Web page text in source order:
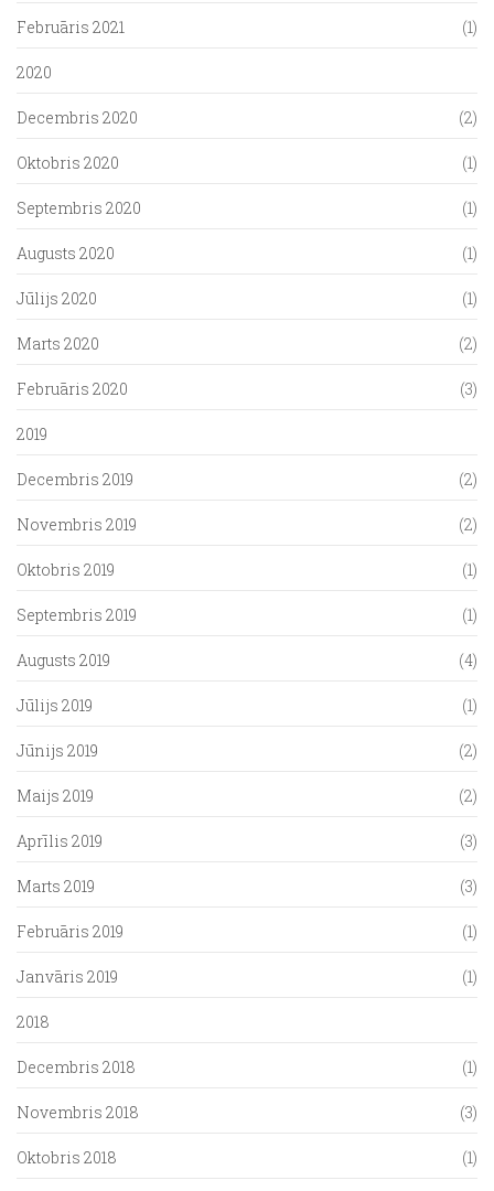
Februāris 2021 (1)
2020
Decembris 2020 (2)
Oktobris 2020 (1)
Septembris 2020 (1)
Augusts 2020 (1)
Jūlijs 2020 (1)
Marts 2020 (2)
Februāris 2020 (3)
2019
Decembris 2019 (2)
Novembris 2019 (2)
Oktobris 2019 (1)
Septembris 2019 (1)
Augusts 2019 (4)
Jūlijs 2019 (1)
Jūnijs 2019 (2)
Maijs 2019 (2)
Aprīlis 2019 (3)
Marts 2019 (3)
Februāris 2019 (1)
Janvāris 2019 (1)
2018
Decembris 2018 (1)
Novembris 2018 (3)
Oktobris 2018 (1)